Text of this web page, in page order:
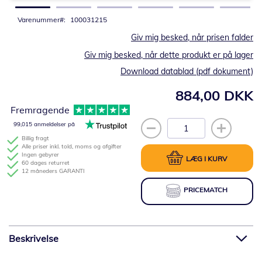
Varenummer 100031215
884,00 DKK
Giv mig besked, når prisen falder
Giv mig besked, når dette produkt er på lager
LÆG I KURV
PRICEMATCH
Billig fragt
Alle priser inkl. told, moms og afgifter
Ingen gebyrer
60 dages returret
12 måneders GARANTI
Fremragende
99,015 anmeldelser på
Download datablad (pdf dokument)
billedgalleriet
Beskrivelse